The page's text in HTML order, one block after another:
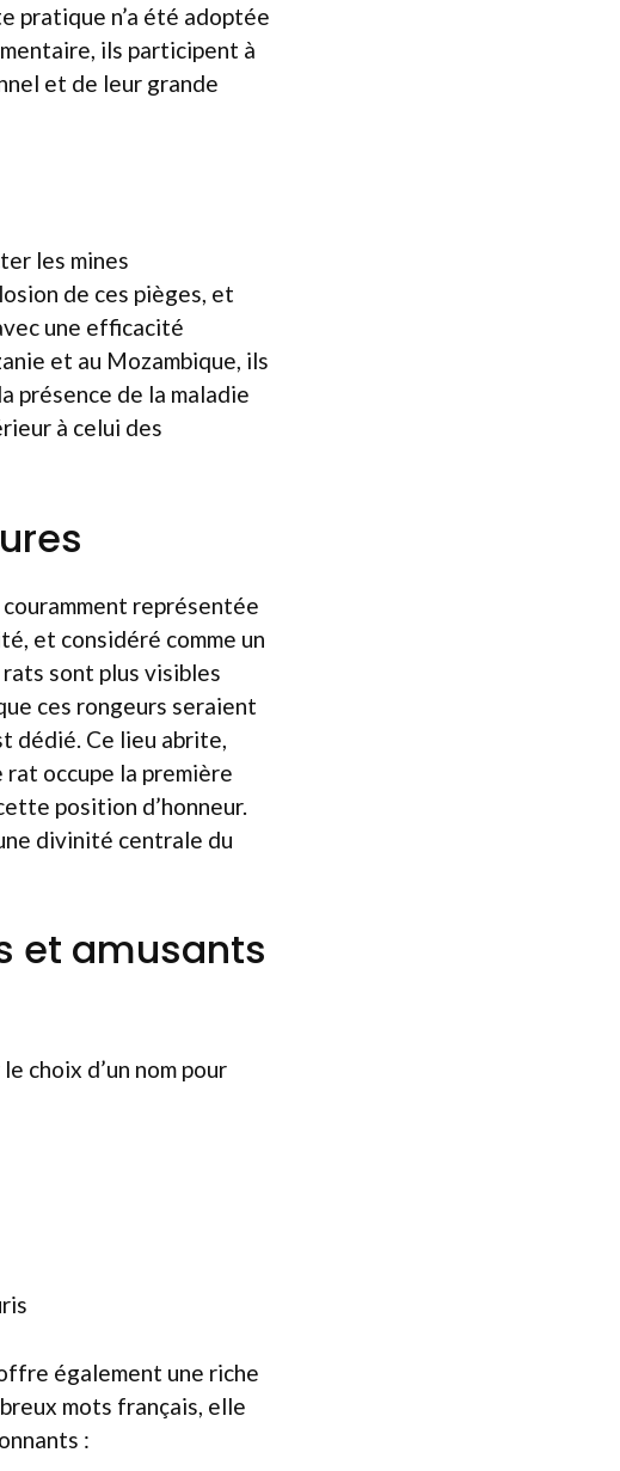
pratique n’a été adoptée
ils participent à
et de leur grande
les mines
de ces pièges, et
une efficacité
et au Mozambique, ils
présence de la maladie
à celui des
représentée
et considéré comme un
sont plus visibles
ces rongeurs seraient
dédié. Ce lieu abrite,
occupe la première
position d’honneur.
divinité centrale du
et amusants
choix d’un nom pour
également une riche
mots français, elle
: